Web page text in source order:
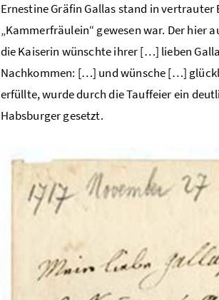
Ernestine Gräfin Gallas stand in
„Kammerfräulein“ gewesen war. Der hier
die Kaiserin wünschte ihrer […] lieben
Nachkommen: […] und wünsche […]
erfüllte, wurde durch die Tauffeier ein
Habsburger gesetzt.